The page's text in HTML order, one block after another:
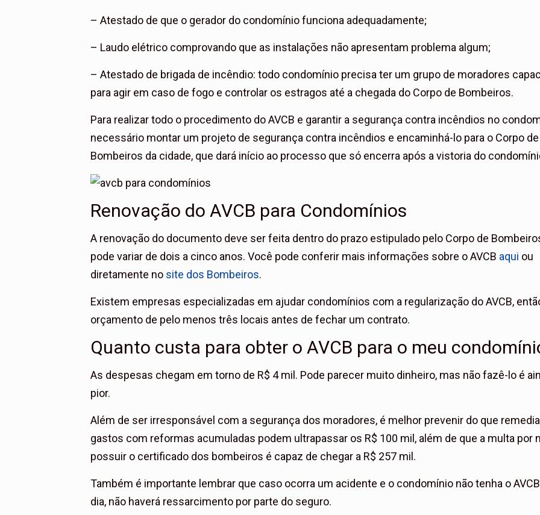
– Atestado de que o gerador do condomínio funciona adequadamente;
– Laudo elétrico comprovando que as instalações não apresentam problema algum;
– Atestado de brigada de incêndio: todo condomínio precisa ter um grupo de moradores
para agir em caso de fogo e controlar os estragos até a chegada do Corpo de Bombeiros.
Para realizar todo o procedimento do AVCB e garantir a segurança contra incêndios no
necessário montar um projeto de segurança contra incêndios e encaminhá-lo para o Corpo de
Bombeiros da cidade, que dará início ao processo que só encerra após a vistoria do
Renovação do AVCB para Condomínios
A renovação do documento deve ser feita dentro do prazo estipulado pelo Corpo de
pode variar de dois a cinco anos. Você pode conferir mais informações sobre o AVCB aqui ou
diretamente no site dos Bombeiros.
Existem empresas especializadas em ajudar condomínios com a regularização do AVCB,
orçamento de pelo menos três locais antes de fechar um contrato.
Quanto custa para obter o AVCB para o meu
As despesas chegam em torno de R$ 4 mil. Pode parecer muito dinheiro, mas não fazê-lo é
pior.
Além de ser irresponsável com a segurança dos moradores, é melhor prevenir do que
gastos com reformas acumuladas podem ultrapassar os R$ 100 mil, além de que a multa por
possuir o certificado dos bombeiros é capaz de chegar a R$ 257 mil.
Também é importante lembrar que caso ocorra um acidente e o condomínio não tenha o
dia, não haverá ressarcimento por parte do seguro.